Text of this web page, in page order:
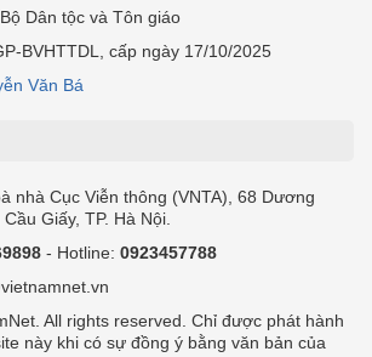
Dân tộc và Tôn giáo
BVHTTDL, cấp ngày 17/10/2025
Văn Bá
nhà Cục Viễn thông (VNTA), 68 Dương
Giấy, TP. Hà Nội.
- Hotline: 0923457788
All rights reserved. Chỉ được phát hành
này khi có sự đồng ý bằng văn bản của